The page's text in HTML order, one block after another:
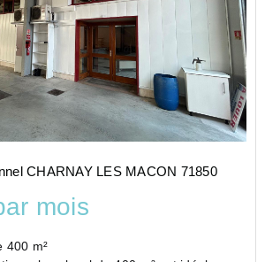
CHARNAY LES MACON 71850
mois
de 400 m²